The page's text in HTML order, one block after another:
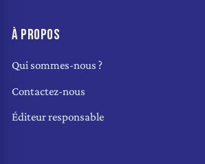
À PROPOS
Qui sommes-nous ?
Contactez-nous
Éditeur responsable